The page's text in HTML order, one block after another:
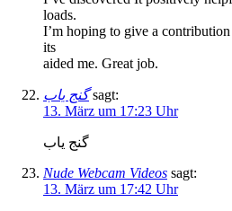
loads.
I’m hoping to give a
its
aided me. Great job.
گنج یاب sagt:
13. März um 17:23 Uhr
گنج یاب
Nude Webcam Videos sagt:
13. März um 17:42 Uhr